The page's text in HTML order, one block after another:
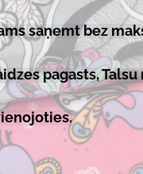
saņemt bez
pagasts,